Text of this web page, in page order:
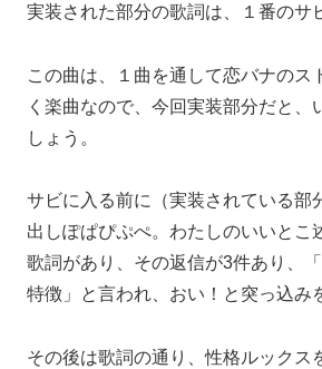
実装された部分の歌詞は、１番のサ
この曲は、１曲を通して恋バナのス
く楽曲なので、今回実装部分だと、
しょう。
サビに入る前に（実装されている部
出しぽぱぴぷぺ。わたしのいいとこ
歌詞があり、その返信が3件あり、
特徴」と言われ、おい！と突っ込み
その後は歌詞の通り、性格ルックス